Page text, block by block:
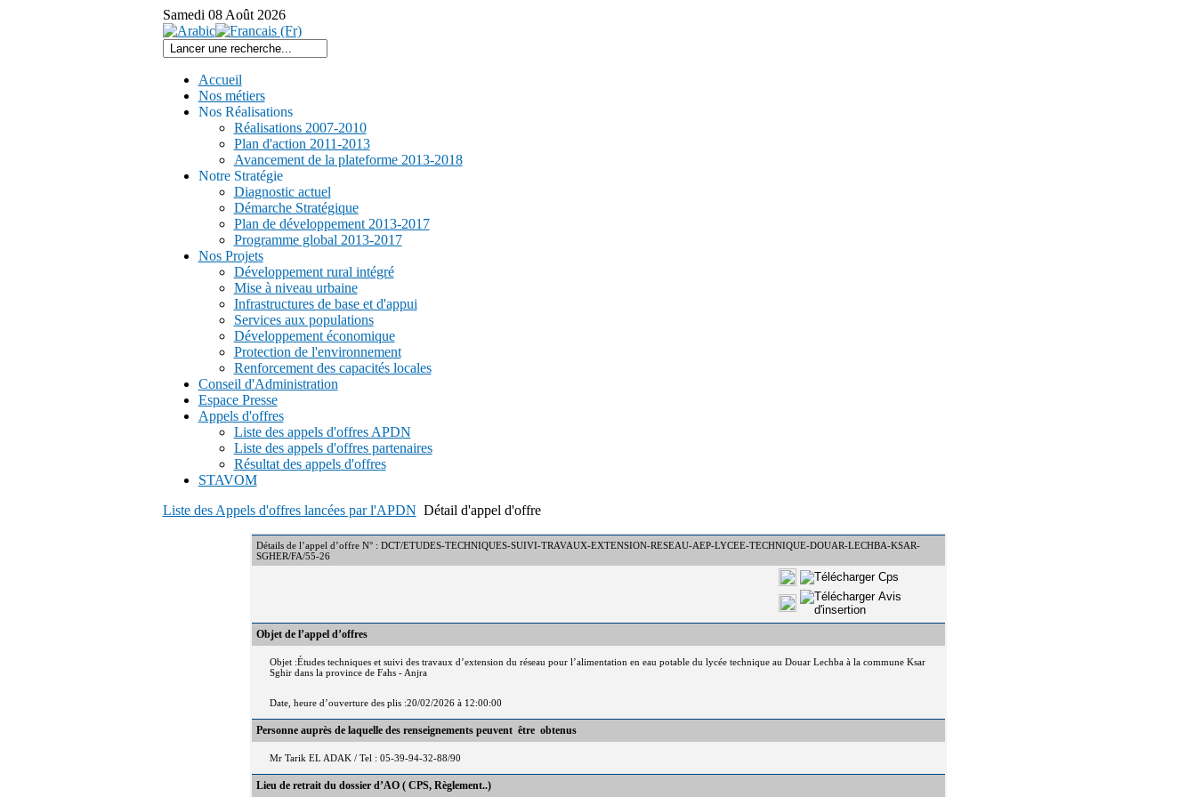
Samedi 08 Août 2026
Accueil
Nos métiers
Nos Réalisations
Réalisations 2007-2010
Plan d'action 2011-2013
Avancement de la plateforme 2013-2018
Notre Stratégie
Diagnostic actuel
Démarche Stratégique
Plan de développement 2013-2017
Programme global 2013-2017
Nos Projets
Développement rural intégré
Mise à niveau urbaine
Infrastructures de base et d'appui
Services aux populations
Développement économique
Protection de l'environnement
Renforcement des capacités locales
Conseil d'Administration
Espace Presse
Appels d'offres
Liste des appels d'offres APDN
Liste des appels d'offres partenaires
Résultat des appels d'offres
STAVOM
Liste des Appels d'offres lancées par l'APDN Détail d'appel d'offre
Détails de l’appel d’offre N° : DCT/ETUDES-TECHNIQUES-SUIVI-TRAVAUX-EXTENSION-RESEAU-AEP-LYCEE-TECHNIQUE-DOUAR-LECHBA-KSAR-
SGHER/FA/55-26
Objet de l’appel d’offres
Objet :Études techniques et suivi des travaux d’extension du réseau pour l’alimentation en eau potable du lycée technique au Douar Lechba à la commune Ksar
Sghir dans la province de Fahs - Anjra
Date, heure d’ouverture des plis :20/02/2026 à 12:00:00
Personne auprès de laquelle des renseignements peuvent être obtenus
Mr Tarik EL ADAK / Tel : 05-39-94-32-88/90
Lieu de retrait du dossier d’AO ( CPS, Règlement..)